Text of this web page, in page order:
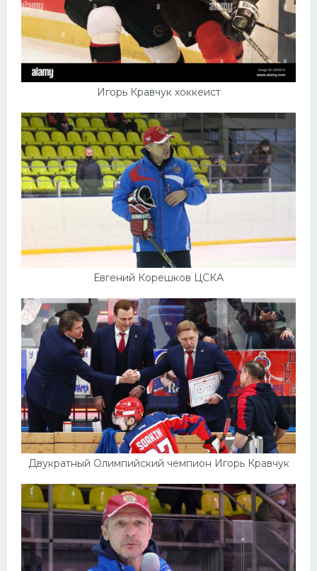
Игорь Кравчук хоккеист
Евгений Корешков ЦСКА
Двукратный Олимпийский чемпион Игорь Кравчук